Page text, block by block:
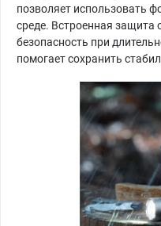
позволяет использовать
среде. Встроенная защита
безопасность при
помогает сохранить